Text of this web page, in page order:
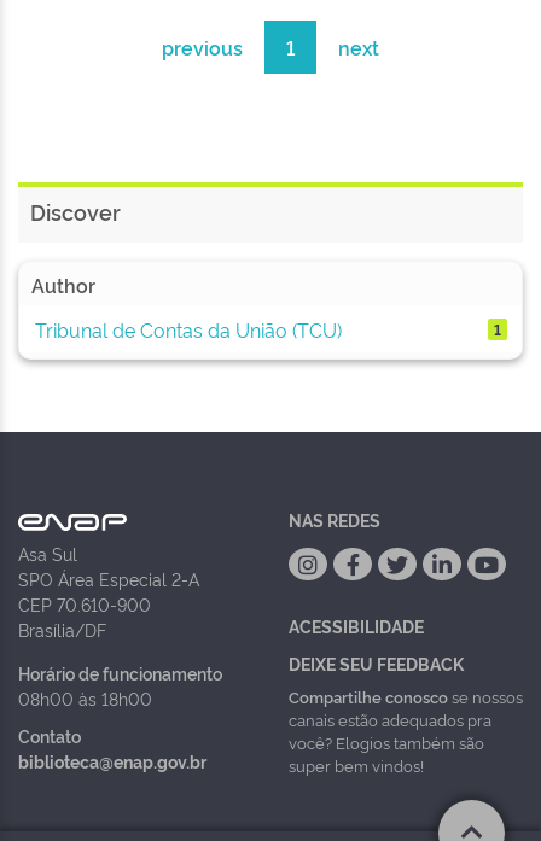
previous 1 next
Discover
Author
Tribunal de Contas da União (TCU)
1
Asa Sul
SPO Área Especial 2-A
CEP 70.610-900
Brasília/DF
Horário de funcionamento
08h00 às 18h00
Contato
biblioteca@enap.gov.br
NAS REDES
ACESSIBILIDADE
DEIXE SEU FEEDBACK
Compartilhe conoscose nossos
canais estão adequados pra
você? Elogios também são
super bem vindos!